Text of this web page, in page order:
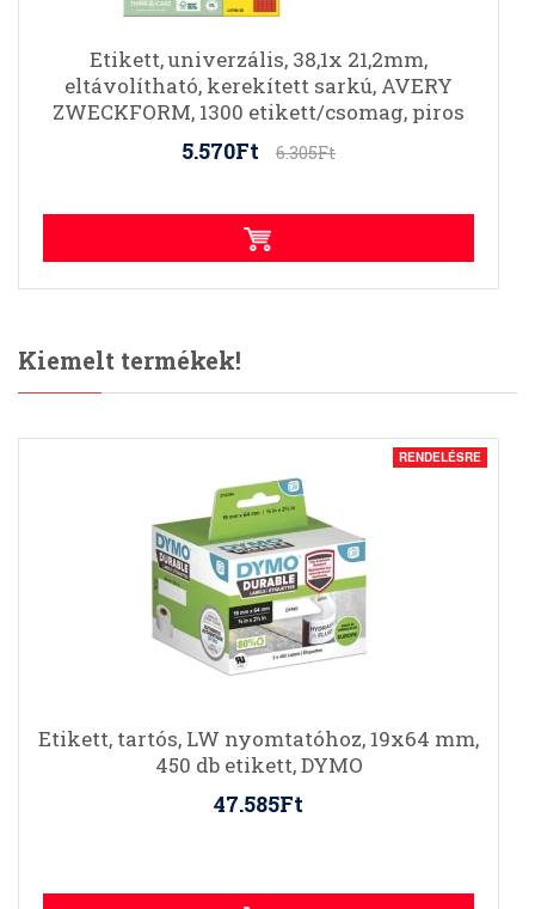
Etikett, univerzális, 38,1x 21,2mm,
eltávolítható, kerekített sarkú, AVERY
ZWECKFORM, 1300 etikett/csomag, piros
5.570Ft 6.305Ft
Kiemelt termékek!
RENDELÉSRE
Etikett, tartós, LW nyomtatóhoz, 19x64 mm,
450 db etikett, DYMO
47.585Ft